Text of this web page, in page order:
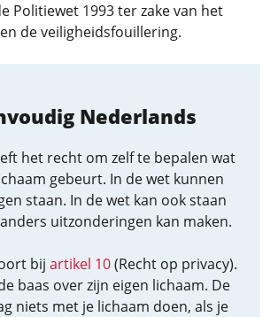
Politiewet 1993 ter zake van het
de veiligheidsfouillering.
Nederlands
het recht om zelf te bepalen wat
gebeurt. In de wet kunnen
staan. In de wet kan ook staan
uitzonderingen kan maken.
bij artikel 10(Recht op privacy).
baas over zijn eigen lichaam. De
niets met je lichaam doen, als je